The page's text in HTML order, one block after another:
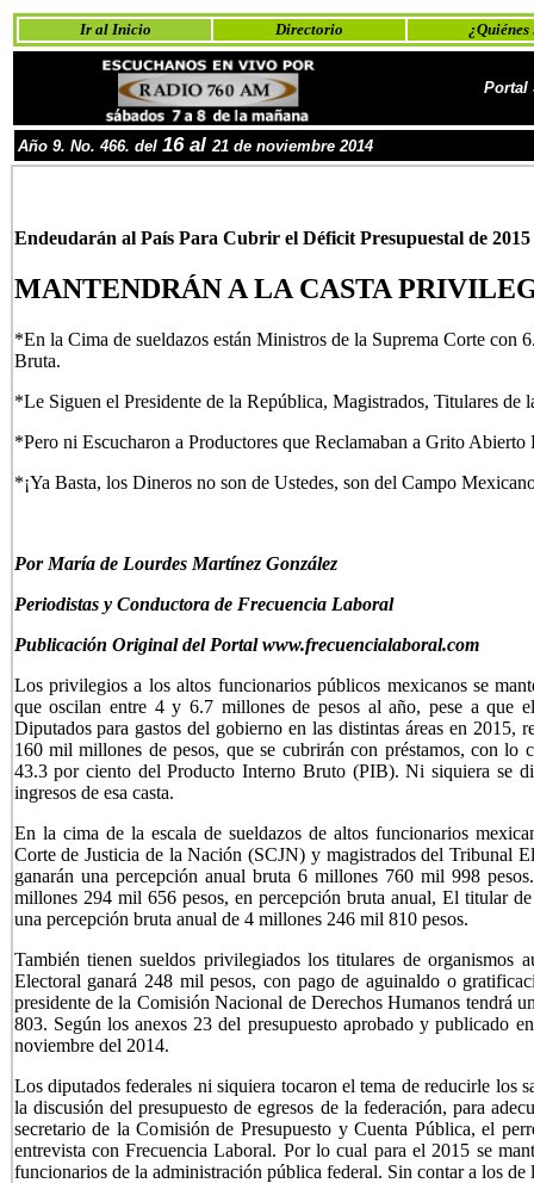
Ir al Inicio Directorio ¿Quiénes
Portal
Año 9. No. 466. del 16 al21 de noviembre2014
Endeudarán al País Para Cubrir el Déficit Presupuestal de 2015
MANTENDRÁN A LA CASTA
*En la Cima de sueldazos están Ministros de la Suprema Corte con
Bruta.
*Le Siguen el Presidente de la República, Magistrados, Titulares
*Pero ni Escucharon a Productores que Reclamaban a Grito
*¡Ya Basta, los Dineros no son de Ustedes, son del Campo
Por María de Lourdes Martínez González
Periodistas y Conductora de Frecuencia Laboral
Publicación Original del Portal www.frecuencialaboral.com
Los privilegios a los altos funcionarios públicos mexicanos se
que oscilan entre 4 y 6.7 millones de pesos al año, pese a que
Diputados para gastos del gobierno en las distintas áreas en 2015,
160 mil millones de pesos, que se cubrirán con préstamos, con lo
43.3 por ciento del Producto Interno Bruto (PIB). Ni siquiera se
ingresos de esa casta.
En la cima de la escala de sueldazos de altos funcionarios
Corte de Justicia de la Nación (SCJN) y magistrados del Tribunal
ganarán una percepción anual bruta 6 millones 760 mil 998
millones 294 mil 656 pesos, en percepción bruta anual, El titular
una percepción bruta anual de 4 millones 246 mil 810 pesos.
También tienen sueldos privilegiados los titulares de organismos
Electoral ganará 248 mil pesos, con pago de aguinaldo o
presidente de la Comisión Nacional de Derechos Humanos tendrá
803. Según los anexos 23 del presupuesto aprobado y publicado
noviembre del 2014.
Los diputados federales ni siquiera tocaron el tema de reducirle los
la discusión del presupuesto de egresos de la federación, para
secretario de la Comisión de Presupuesto y Cuenta Pública, el
entrevista con Frecuencia Laboral. Por lo cual para el 2015 se
funcionarios de la administración pública federal. Sin contar a los de